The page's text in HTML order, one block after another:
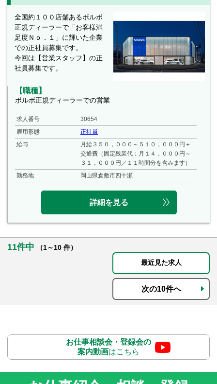
全国約１００店舗あるボルボ
正規ディーラーで「お客様満
足度Ｎｏ．１」に輝いた企業
での正社員募集です。
今回は【営業スタッフ】の正
社員募集です。
【職種】
ボルボ正規ディーラーでの営業
求人番号
30654
雇用形態
正社員
給与
月給３５０，０００～５１０，０００円＋
交通費（固定残業代：月１４，０００円～
３１，０００円／１１時間分を含みます）
勤務地
岡山県倉敷市四十瀬
詳細を見る
11件中
（1～10 件）
最近見た求人
次の10件へ
お仕事相談会・登録会の
案内動画はこちら